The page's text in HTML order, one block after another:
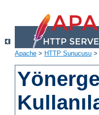
Apache > HTTP Sunucusu >